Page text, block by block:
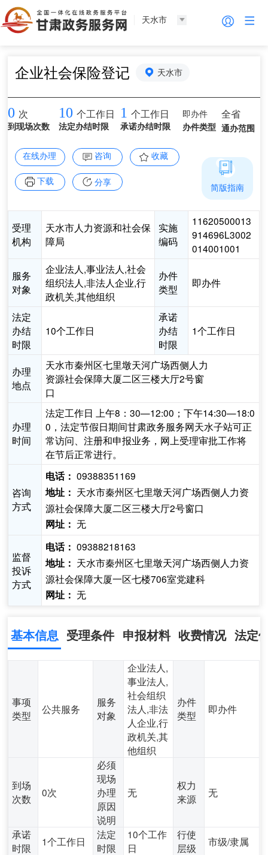
天水市
企业社会保险登记 天水市
0 次
到现场次数
10 个工作日
法定办结时限
1 个工作日
承诺办结时限
即办件
办件类型
全省
通办范围
在线办理 咨询 收藏
下载 分享
受理
机构
天水市人力资源和社会保
障局
实施
编码
11620500013
914696L3002
014001001
服务
对象
企业法人,事业法人,社会
组织法人,非法人企业,行
政机关,其他组织
办件
类型
即办件
法定
办结
时限
10个工作日
承诺
办结
时限
1个工作日
办理
地点
天水市秦州区七里墩天河广场西侧人力
资源社会保障大厦二区三楼大厅2号窗
口
办理
时间
法定工作日 上午8：30—12:00；下午14:30—18:0
0，法定节假日期间甘肃政务服务网天水子站可正
常访问、注册和申报业务，网上受理审批工作将
在节后正常进行。
咨询
方式
电话： 09388351169
地址： 天水市秦州区七里墩天河广场西侧人力资
源社会保障大厦二区三楼大厅2号窗口
网址： 无
监督
投诉
方式
电话： 09388218163
地址： 天水市秦州区七里墩天河广场西侧人力资
源社会保障大厦一区七楼706室党建科
网址： 无
简版指南
基本信息 受理条件 申报材料 收费情况 法定
事项
类型
公共服务
服务
对象
企业法人,
事业法人,
社会组织
法人,非法
人企业,行
政机关,其
他组织
办件
类型
即办件
到场
次数
0次
必须
现场
办理
原因
说明
无
权力
来源
无
承诺
时限
1个工作日
法定
时限
10个工作
日
行使
层级
市级/隶属